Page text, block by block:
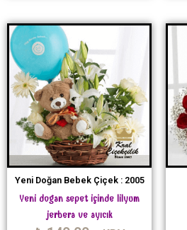
Yeni Doğan Bebek Çiçek : 2005
Yeni dogan sepet içinde lilyum
jerbera ve ayıcık